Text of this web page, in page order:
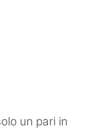
un pari in